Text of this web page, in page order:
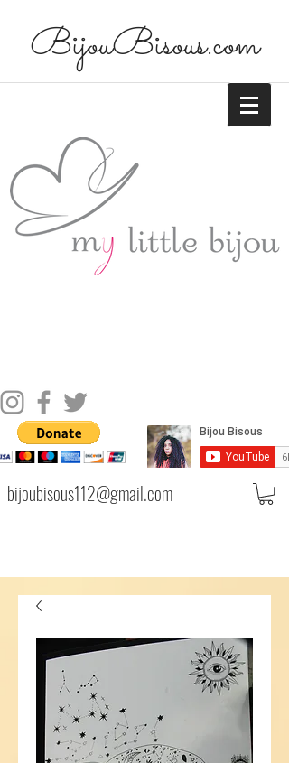
BijouBisous.com
bijoubisous112@gmail.com